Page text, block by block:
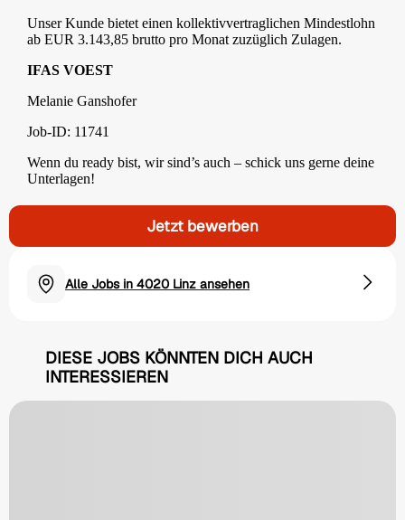
Unser Kunde bietet einen kollektivvertraglichen Mindestlohn
ab EUR 3.143,85 brutto pro Monat zuzüglich Zulagen.
IFAS VOEST
Melanie Ganshofer
Job-ID: 11741
Wenn du ready bist, wir sind’s auch – schick uns gerne deine
Unterlagen!
Jetzt bewerben
Alle Jobs in 4020 Linz ansehen
DIESE JOBS KÖNNTEN DICH AUCH
INTERESSIEREN